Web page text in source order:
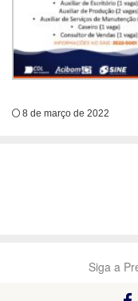
8 de março de 2022
Siga a